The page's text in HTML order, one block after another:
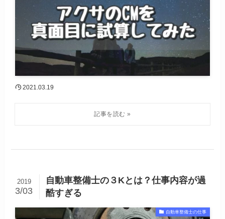
2021.03.19
自動車整備士の３Kとは？仕事内容が過
酷すぎる
2019
3/03
自動車整備士の仕事